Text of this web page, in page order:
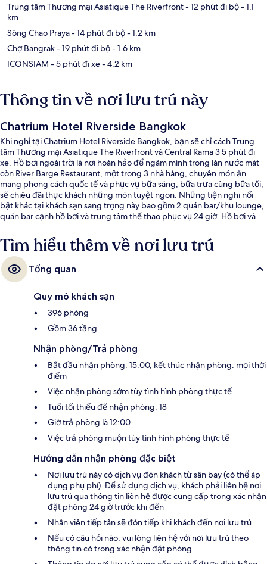
Trung tâm Thương mại Asiatique The Riverfront- 12 phút đi bộ- 1.1
km
Sông Chao Praya- 14 phút đi bộ- 1.2 km
Chợ Bangrak- 19 phút đi bộ- 1.6 km
ICONSIAM - 5 phút đi xe- 4.2 km
Thông tin về nơi lưu trú này
Chatrium Hotel Riverside Bangkok
Khi nghỉ tại Chatrium Hotel Riverside Bangkok, bạn sẽ chỉ cách Trung
tâm Thương mại Asiatique The Riverfront và Central Rama 3 5 phút đi
xe. Hồ bơi ngoài trời là nơi hoàn hảo để ngâm mình trong làn nước mát
còn River Barge Restaurant, một trong 3 nhà hàng, chuyên món ăn
mang phong cách quốc tế và phục vụ bữa sáng, bữa trưa cùng bữa tối,
sẽ chiêu đãi thực khách những món tuyệt ngon. Những tiện nghi nổi
bật khác tại khách sạn sang trọng này bao gồm 2 quán bar/khu lounge,
quán bar cạnh hồ bơi và trung tâm thể thao phục vụ 24 giờ. Hồ bơi và
Tìm hiểu thêm về nơi lưu trú
Tổng quan
Quy mô khách sạn
396 phòng
Gồm 36 tầng
Nhận phòng/Trả phòng
Bắt đầu nhận phòng: 15:00, kết thúc nhận phòng: mọi thời
điểm
Việc nhận phòng sớm tùy tình hình phòng thực tế
Tuổi tối thiểu để nhận phòng: 18
Giờ trả phòng là 12:00
Việc trả phòng muộn tùy tình hình phòng thực tế
Hướng dẫn nhận phòng đặc biệt
Nơi lưu trú này có dịch vụ đón khách từ sân bay (có thể áp
dụng phụ phí). Để sử dụng dịch vụ, khách phải liên hệ nơi
lưu trú qua thông tin liên hệ được cung cấp trong xác nhận
đặt phòng 24 giờ trước khi đến
Nhân viên tiếp tân sẽ đón tiếp khi khách đến nơi lưu trú
Nếu có câu hỏi nào, vui lòng liên hệ với nơi lưu trú theo
thông tin có trong xác nhận đặt phòng